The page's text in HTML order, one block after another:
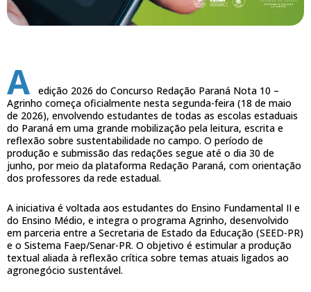
A
edição 2026 do Concurso Redação Paraná Nota 10 –
Agrinho começa oficialmente nesta segunda-feira (18 de maio
de 2026), envolvendo estudantes de todas as escolas estaduais
do Paraná em uma grande mobilização pela leitura, escrita e
reflexão sobre sustentabilidade no campo. O período de
produção e submissão das redações segue até o dia 30 de
junho, por meio da plataforma Redação Paraná, com orientação
dos professores da rede estadual.
A iniciativa é voltada aos estudantes do Ensino Fundamental II e
do Ensino Médio, e integra o programa Agrinho, desenvolvido
em parceria entre a Secretaria de Estado da Educação (SEED-PR)
e o Sistema Faep/Senar-PR. O objetivo é estimular a produção
textual aliada à reflexão crítica sobre temas atuais ligados ao
agronegócio sustentável.